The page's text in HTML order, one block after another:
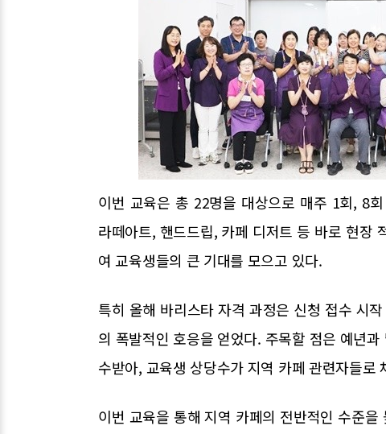
이번 교육은 총 22명을 대상으로 매주 1회, 8
라떼아트, 핸드드립, 카페 디저트 등 바로 현장
여 교육생들의 큰 기대를 모으고 있다.
특히 올해 바리스타 자격 과정은 신청 접수 시
의 폭발적인 호응을 얻었다. 주목할 점은 예년
수받아, 교육생 상당수가 지역 카페 관련자들로
이번 교육을 통해 지역 카페의 전반적인 수준